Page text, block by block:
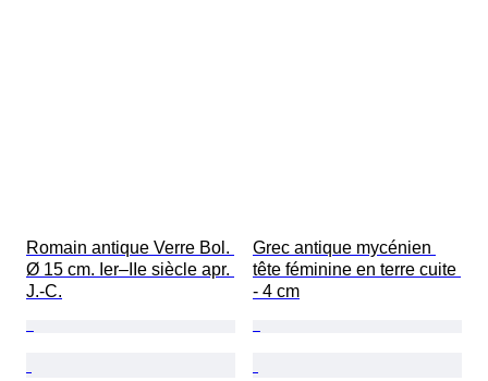
Romain antique Verre Bol.
Ø 15 cm. Ier–IIe siècle apr.
J.-C.
Grec antique mycénien
tête féminine en terre cuite
- 4 cm